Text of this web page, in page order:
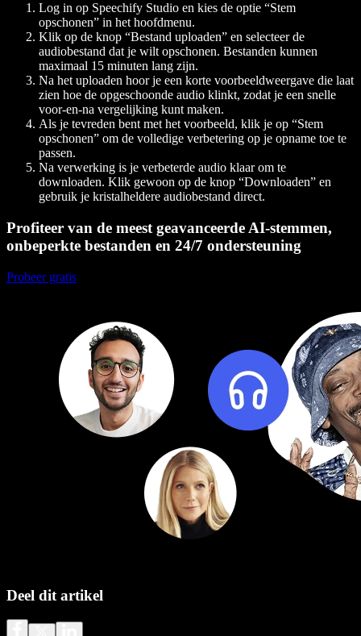
Log in op Speechify Studio en kies de optie “Stem
opschonen” in het hoofdmenu.
Klik op de knop “Bestand uploaden” en selecteer de
audiobestand dat je wilt opschonen. Bestanden kunnen
maximaal 15 minuten lang zijn.
Na het uploaden hoor je een korte voorbeeldweergave die laat
zien hoe de opgeschoonde audio klinkt, zodat je een snelle
voor-en-na vergelijking kunt maken.
Als je tevreden bent met het voorbeeld, klik je op “Stem
opschonen” om de volledige verbetering op je opname toe te
passen.
Na verwerking is je verbeterde audio klaar om te
downloaden. Klik gewoon op de knop “Downloaden” en
gebruik je kristalheldere audiobestand direct.
Profiteer van de meest geavanceerde AI-stemmen,
onbeperkte bestanden en 24/7 ondersteuning
Probeer gratis
Deel dit artikel